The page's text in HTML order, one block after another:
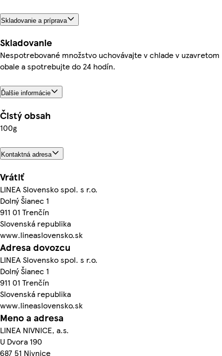
Skladovanie a príprava
Skladovanie
Nespotrebované množstvo uchovávajte v chlade v uzavretom
obale a spotrebujte do 24 hodín.
Ďalšie informácie
Čistý obsah
100g
Kontaktná adresa
Vrátiť
LINEA Slovensko spol. s r.o.
Dolný Šianec 1
911 01 Trenčín
Slovenská republika
www.lineaslovensko.sk
Adresa dovozcu
LINEA Slovensko spol. s r.o.
Dolný Šianec 1
911 01 Trenčín
Slovenská republika
www.lineaslovensko.sk
Meno a adresa
LINEA NIVNICE, a.s.
U Dvora 190
687 51 Nivnice